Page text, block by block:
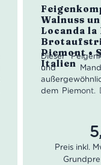
Walnuss
Locanda la
Piemont •
Italien
Bewertet
Dieser
und
dem Piemont.
gutbetuchte
vielen
Familie